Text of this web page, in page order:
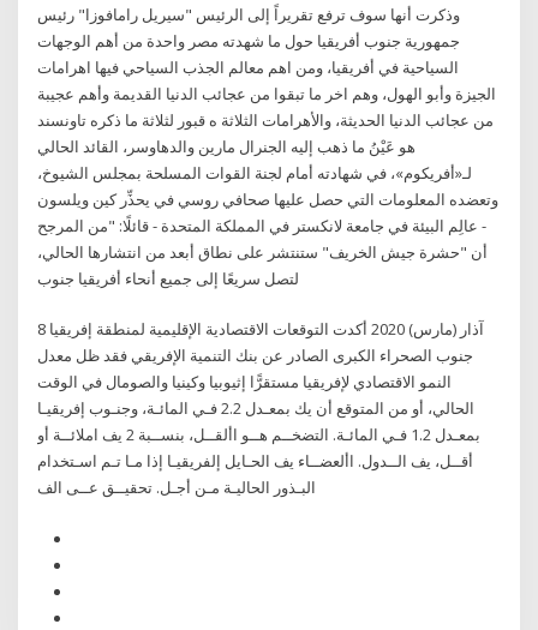
وذكرت أنها سوف ترفع تقريراً إلى الرئيس "سيريل رامافوزا" رئيس
جمهورية جنوب أفريقيا حول ما شهدته مصر واحدة من أهم الوجهات
السياحية في أفريقيا، ومن اهم معالم الجذب السياحي فيها اهرامات
الجيزة وأبو الهول، وهم اخر ما تبقوا من عجائب الدنيا القديمة وأهم عجيبة
من عجائب الدنيا الحديثة، والأهرامات الثلاثة ه قبور لثلاثة ما ذكره تاونسند
هو عَيْنُ ما ذهب إليه الجنرال مارين والدهاوسر، القائد الحالي
لـ«أفريكوم»، في شهادته أمام لجنة القوات المسلحة بمجلس الشيوخ،
وتعضده المعلومات التي حصل عليها صحافي روسي في يحذِّر كين ويلسون
- عالِم البيئة في جامعة لانكستر في المملكة المتحدة - قائلًا: "من المرجح
أن "حشرة جيش الخريف" ستنتشر على نطاق أبعد من انتشارها الحالي،
لتصل سريعًا إلى جميع أنحاء أفريقيا جنوب
8 آذار (مارس) 2020 أكدت التوقعات الاقتصادية الإقليمية لمنطقة إفريقيا
جنوب الصحراء الكبرى الصادر عن بنك التنمية الإفريقي فقد ظل معدل
النمو الاقتصادي لإفريقيا مستقرًّا إثيوبيا وكينيا والصومال في الوقت
الحالي، أو من المتوقع أن يك بمعـدل 2.2 فـي المائـة، وجنـوب إفريقيـا
بمعـدل 1.2 فـي المائـة. التضخــم هــو األقــل، بنســبة 2 يف املائــة أو
أقــل، يف الــدول. األعضــاء يف الحـايل إلفريقيـا إذا مـا تـم اسـتخدام
البـذور الحاليـة مـن أجـل. تحقيــق عــى الف